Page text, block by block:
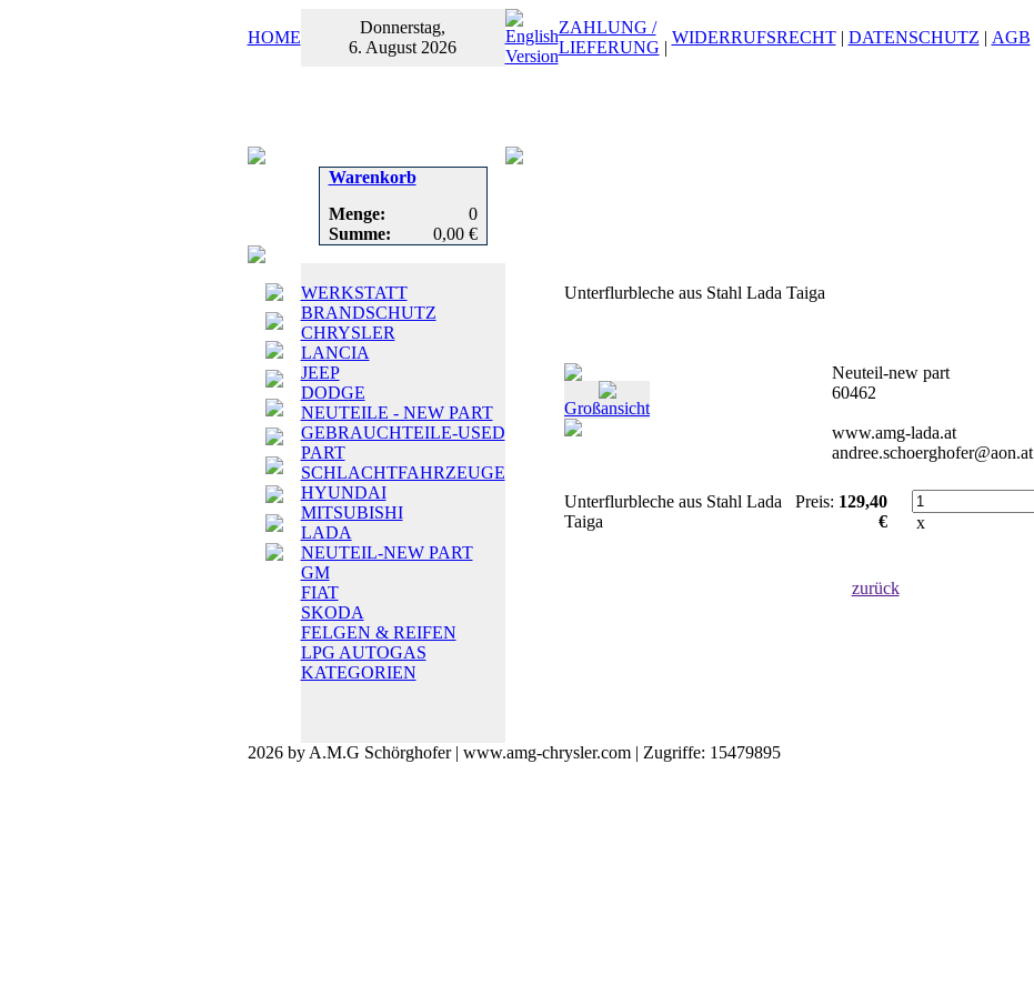
HOME
Donnerstag,
6. August 2026
ZAHLUNG /
LIEFERUNG |
WIDERRUFSRECHT| DATENSCHUTZ | AGB
Warenkorb
Menge:
0
Summe:
0,00 €
WERKSTATT
BRANDSCHUTZ
CHRYSLER
LANCIA
JEEP
DODGE
NEUTEILE - NEW PART
GEBRAUCHTEILE-USED
PART
SCHLACHTFAHRZEUGE
HYUNDAI
MITSUBISHI
LADA
NEUTEIL-NEW PART
GM
FIAT
SKODA
FELGEN & REIFEN
LPG AUTOGAS
KATEGORIEN
Unterflurbleche aus Stahl Lada Taiga
Großansicht
Neuteil-new part
60462
www.amg-lada.at
andree.schoerghofer@aon.at
Unterflurbleche aus Stahl Lada
Taiga
Preis: 129,40
€
x
zurück
2026 by A.M.G Schörghofer | www.amg-chrysler.com | Zugriffe: 15479895